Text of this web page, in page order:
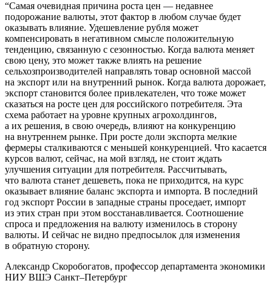
“Самая очевидная причина роста цен — недавнее
подорожание валюты, этот фактор в любом случае будет
оказывать влияние. Удешевление рубля может
компенсировать в негативном смысле положительную
тенденцию, связанную с сезонностью. Когда валюта меняет
свою цену, это может также влиять на решение
сельхозпроизводителей направлять товар основной массой
на экспорт или на внутренний рынок. Когда валюта дорожает,
экспорт становится более привлекателен, что тоже может
сказаться на росте цен для российского потребителя. Эта
схема работает на уровне крупных агрохолдингов,
а их решения, в свою очередь, влияют на конкуренцию
на внутреннем рынке. При росте доли экспорта мелкие
фермеры сталкиваются с меньшей конкуренцией. Что касается
курсов валют, сейчас, на мой взгляд, не стоит ждать
улучшения ситуации для потребителя. Рассчитывать,
что валюта станет дешеветь, пока не приходится, на курс
оказывает влияние баланс экспорта и импорта. В последний
год экспорт России в западные страны проседает, импорт
из этих стран при этом восстанавливается. Соотношение
спроса и предложения на валюту изменилось в сторону
валюты. И сейчас не видно предпосылок для изменения
в обратную сторону.
Александр Скоробогатов, профессор департамента экономики
НИУ ВШЭ Санкт–Петербург